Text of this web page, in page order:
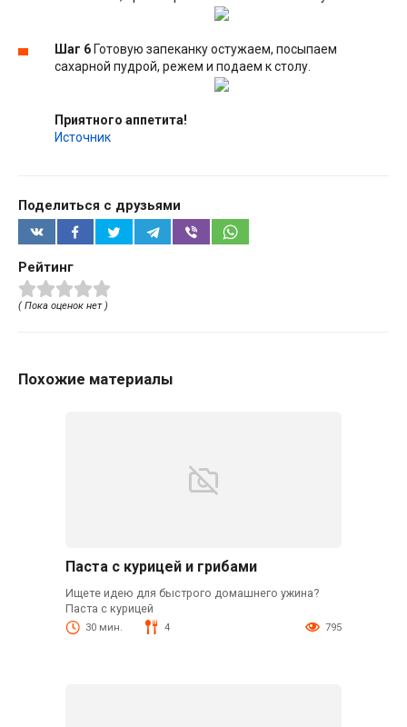
Шаг 6 Готовую запеканку остужаем, посыпаем
сахарной пудрой, режем и подаем к столу.
Приятного аппетита!
Источник
Поделиться с друзьями
Рейтинг
( Пока оценок нет )
Похожие материалы
Паста с курицей и грибами
Ищете идею для быстрого домашнего ужина?
Паста с курицей
30 мин. 4 795